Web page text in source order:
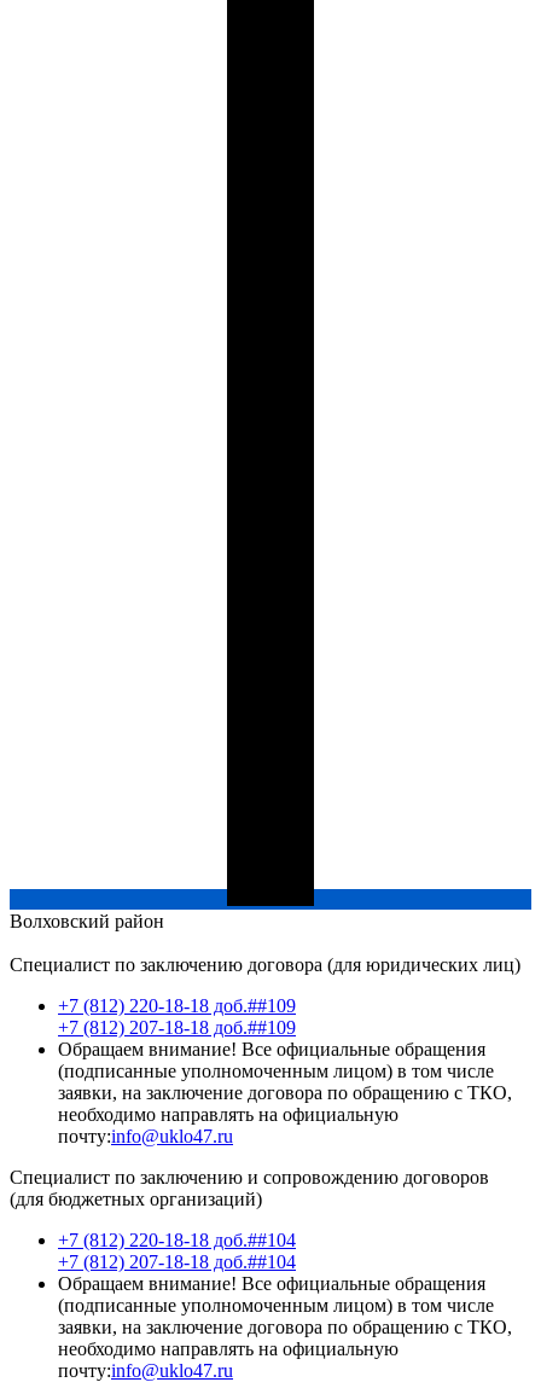
Волховский район
Специалист по заключению договора (для юридических лиц)
+7 (812) 220-18-18 доб.##109
+7 (812) 207-18-18 доб.##109
Обращаем внимание! Все официальные обращения
(подписанные уполномоченным лицом) в том числе
заявки, на заключение договора по обращению с ТКО,
необходимо направлять на официальную
почту:info@uklo47.ru
Специалист по заключению и сопровождению договоров
(для бюджетных организаций)
+7 (812) 220-18-18 доб.##104
+7 (812) 207-18-18 доб.##104
Обращаем внимание! Все официальные обращения
(подписанные уполномоченным лицом) в том числе
заявки, на заключение договора по обращению с ТКО,
необходимо направлять на официальную
почту:info@uklo47.ru